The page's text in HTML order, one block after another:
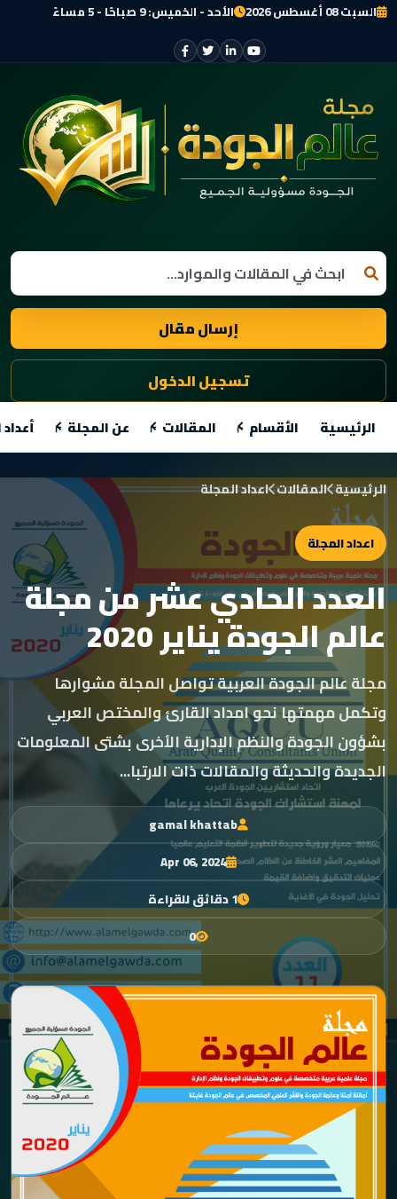
السبت 08 أغسطس 2026 الأحد - الخميس: 9 صباحًا - 5 مساءً
إرسال مقال
تسجيل الدخول
الرئيسية الأقسام المقالات عن المجلة
الرئيسية المقالات اعداد المجلة
اعداد المجلة
العدد الحادي عشر من مجلة
عالم الجودة يناير 2020
مجلة عالم الجودة العربية تواصل المجلة مشوارها
وتكمل مهمتها نحو امداد القارئ والمختص العربي
بشؤون الجودة والنظم الإدارية الأخرى بشتى المعلومات
الجديدة والحديثة والمقالات ذات الارتبا...
gamal khattab
Apr 06, 2024
1 دقائق للقراءة
0